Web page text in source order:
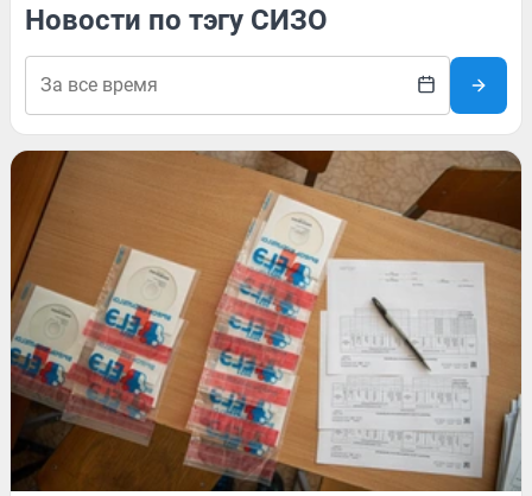
Новости по тэгу СИЗО